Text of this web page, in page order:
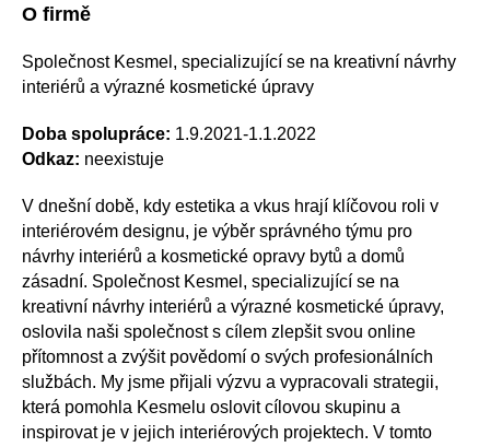
O firmě
Společnost Kesmel, specializující se na kreativní návrhy
interiérů a výrazné kosmetické úpravy
Doba spolupráce: 1.9.2021-1.1.2022
Odkaz: neexistuje
V dnešní době, kdy estetika a vkus hrají klíčovou roli v
interiérovém designu, je výběr správného týmu pro
návrhy interiérů a kosmetické opravy bytů a domů
zásadní. Společnost Kesmel, specializující se na
kreativní návrhy interiérů a výrazné kosmetické úpravy,
oslovila naši společnost s cílem zlepšit svou online
přítomnost a zvýšit povědomí o svých profesionálních
službách. My jsme přijali výzvu a vypracovali strategii,
která pomohla Kesmelu oslovit cílovou skupinu a
inspirovat je v jejich interiérových projektech. V tomto